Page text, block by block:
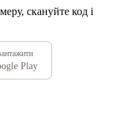
скануйте код і
Play